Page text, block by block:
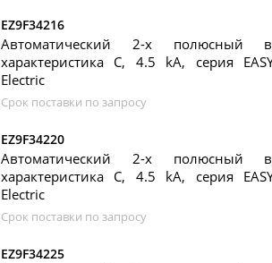
EZ9F34216
Автоматический 2-х полюсный
характеристика C, 4.5 kA, серия
Electric
Срок поставки по запросу
EZ9F34220
Автоматический 2-х полюсный
характеристика C, 4.5 kA, серия
Electric
Срок поставки по запросу
EZ9F34225